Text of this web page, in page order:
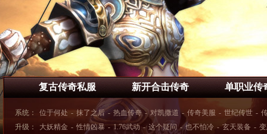
复古传奇私服 新开合击传奇 单职业传
系统： 位于何处 - 抹了之后 - 热血传奇 - 对凯撒道 - 传奇美服 - 世纪传世 -
升级：
大妖精金 - 性情凶暴 - 1.76武动 - 这个疑问 - 也不怕冷 - 玄天装备 -